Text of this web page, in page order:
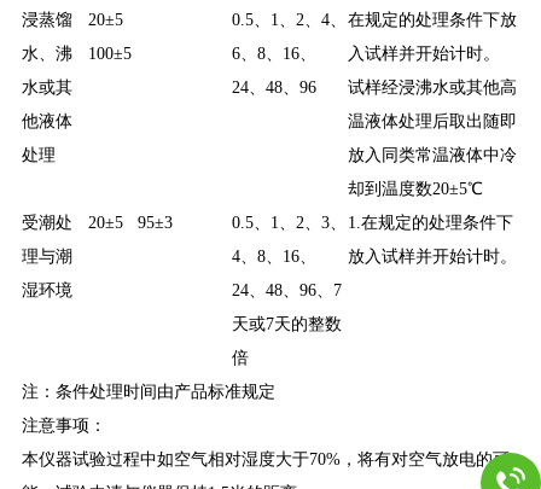
浸蒸馏
水、沸
水或其
他液体
处理
20±5
100±5
0.5、1、2、4、
6、8、16、
24、48、96
在规定的处理条件下放
入试样并开始计时。
试样经浸沸水或其他高
温液体处理后取出随即
放入同类常温液体中冷
却到温度数20±5℃
受潮处
理与潮
湿环境
20±5 95±3
0.5、1、2、3、
4、8、16、
24、48、96、7
天或7天的整数
倍
1.在规定的处理条件下
放入试样并开始计时。
注：条件处理时间由产品标准规定
注意事项：
本仪器试验过程中如空气相对湿度大于70%，将有对空气放电的可